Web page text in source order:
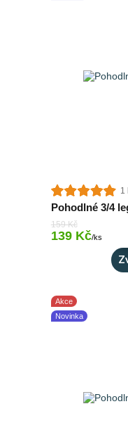
1
Pohodlné 3/4
159 Kč
139 Kč/ks
Akce
Novinka